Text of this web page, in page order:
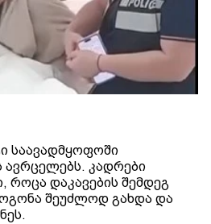
საავადმყოფოში
კადრები
როცა დაკავების შემდეგ
შეუძლოდ გახდა და